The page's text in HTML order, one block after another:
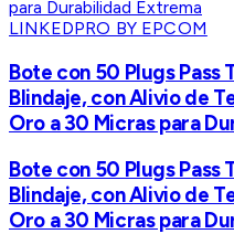
LINKEDPRO BY EPCOM
Bote con 50 Plugs Pass
Blindaje, con Alivio de
Oro a 30 Micras para
Bote con 50 Plugs Pass
Blindaje, con Alivio de
Oro a 30 Micras para